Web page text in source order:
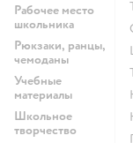
Рабочее место
школьника
Рюкзаки, ранцы,
чемоданы
Учебные
материалы
Школьное
творчество